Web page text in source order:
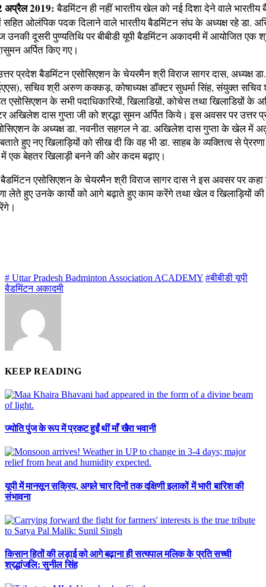
2019:बैडमिंटन ही नहीं भारतीय खेल को नई दिशा देने वाले भारतीय
सहित ओलंपिक पदक दिलाने वाले भारतीय बैडमिंटन संघ के अध्यक्ष रहे डा.
उनकी दूसरी पुण्यतिथि पर बीबीडी यूपी बैडमिंटन अकादमी में आयोजित एक
अर्पित किए गए।
प्रदेश बैडमिंटन एसोसिएशन के चेयरमैन श्री विराज सागर दास, अध्यक्ष
सचिव श्री अरुण कक्कड़, कोषाध्यक्ष डॉक्टर सुधर्मा सिंह, संयुक्त सचिव
एसोसिएशन के सभी पदाधिकारियों, खिलाडिय़ों, कोचेस तथा खिलाडिय़ों के
अखिलेश दास गुप्ता जी को श्रद्धा सुमन अर्पित किये। इस अवसर पर उत्तर
के अध्यक्ष डा. नवनीत सहगल ने डा. अखिलेश दास गुप्ता के खेल में
हुए नए खिलाड़ियों को सीख दी कि वह भी डा. साहब के व्यक्तित्व से
एक बेहतर खिलाड़ी बनने की ओर कदम बढ़ाए।
एसोसिएशन के चेयरमैन श्री विराज सागर दास ने इस अवसर पर
लेते हुए उनके कार्यो को आगे बढ़ाते हुए काम करेंगे तथा खेल व खिलाड़ियों
# Uttar Pradesh Badminton Association ACADEMY #बीबीडी यूपी
बैडमिंटन अकादमी
KEEP READING
ज्योति पुंज के रूप में प्रकट हुईं थीं माँ खैरा भवानी
यूपी में मानसून सक्रिय, अगले चार दिनों तक दक्षिणी इलाकों में भारी बारिश की
संभावना
किसान हितों की लड़ाई को आगे बढ़ाना ही सत्यपाल मलिक के प्रति सच्ची
श्रद्धांजलि: सुनील सिंह